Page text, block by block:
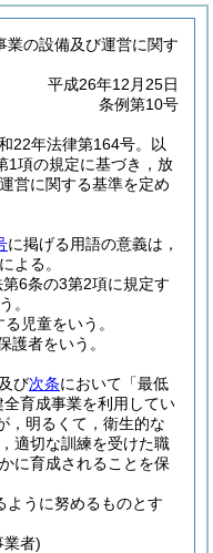
業の設備及び運営に関す
平成26年12月25日
条例第10号
22年法律第164号。以
1項の規定に基づき，放
営に関する基準を定め
に掲げる用語の意義は，
よる。
6条の3第2項に規定す
。
児童をいう。
者をいう。
及び次条において「最低
育成事業を利用してい
，明るくて，衛生的な
適切な訓練を受けた職
に育成されることを保
ように努めるものとす
業者)